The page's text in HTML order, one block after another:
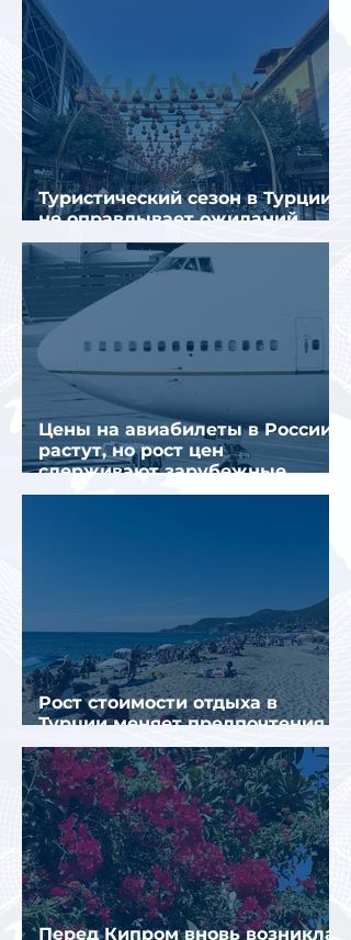
Туристический сезон в Турции
не оправдывает ожиданий
отрасли
Цены на авиабилеты в России
растут, но рост цен
сдерживают зарубежные
конкуренты
Рост стоимости отдыха в
Турции меняет предпочтения
туристов
Перед Кипром вновь возникла